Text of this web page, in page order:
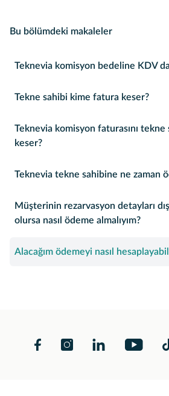
Bu bölümdeki makaleler
Teknevia komisyon bedeline KDV
Tekne sahibi kime fatura keser?
Teknevia komisyon faturasını tekne
keser?
Teknevia tekne sahibine ne zaman
Müşterinin rezarvasyon detayları
olursa nasıl ödeme almalıyım?
Alacağım ödemeyi nasıl